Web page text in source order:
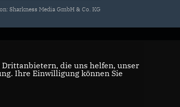
Sharkness Media GmbH & Co. KG
Drittanbietern, die uns helfen, unser
Ihre Einwilligung können Sie